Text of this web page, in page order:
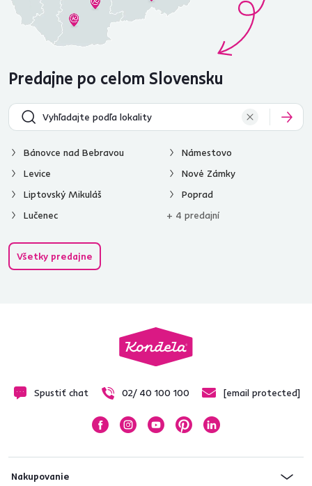
Predajne po celom Slovensku
Bánovce nad Bebravou
Levice
Liptovský Mikuláš
Lučenec
Námestovo
Nové Zámky
Poprad
+ 4 predajní
Všetky predajne
Spustiť chat 02/ 40 100 100 [email protected]
Nakupovanie